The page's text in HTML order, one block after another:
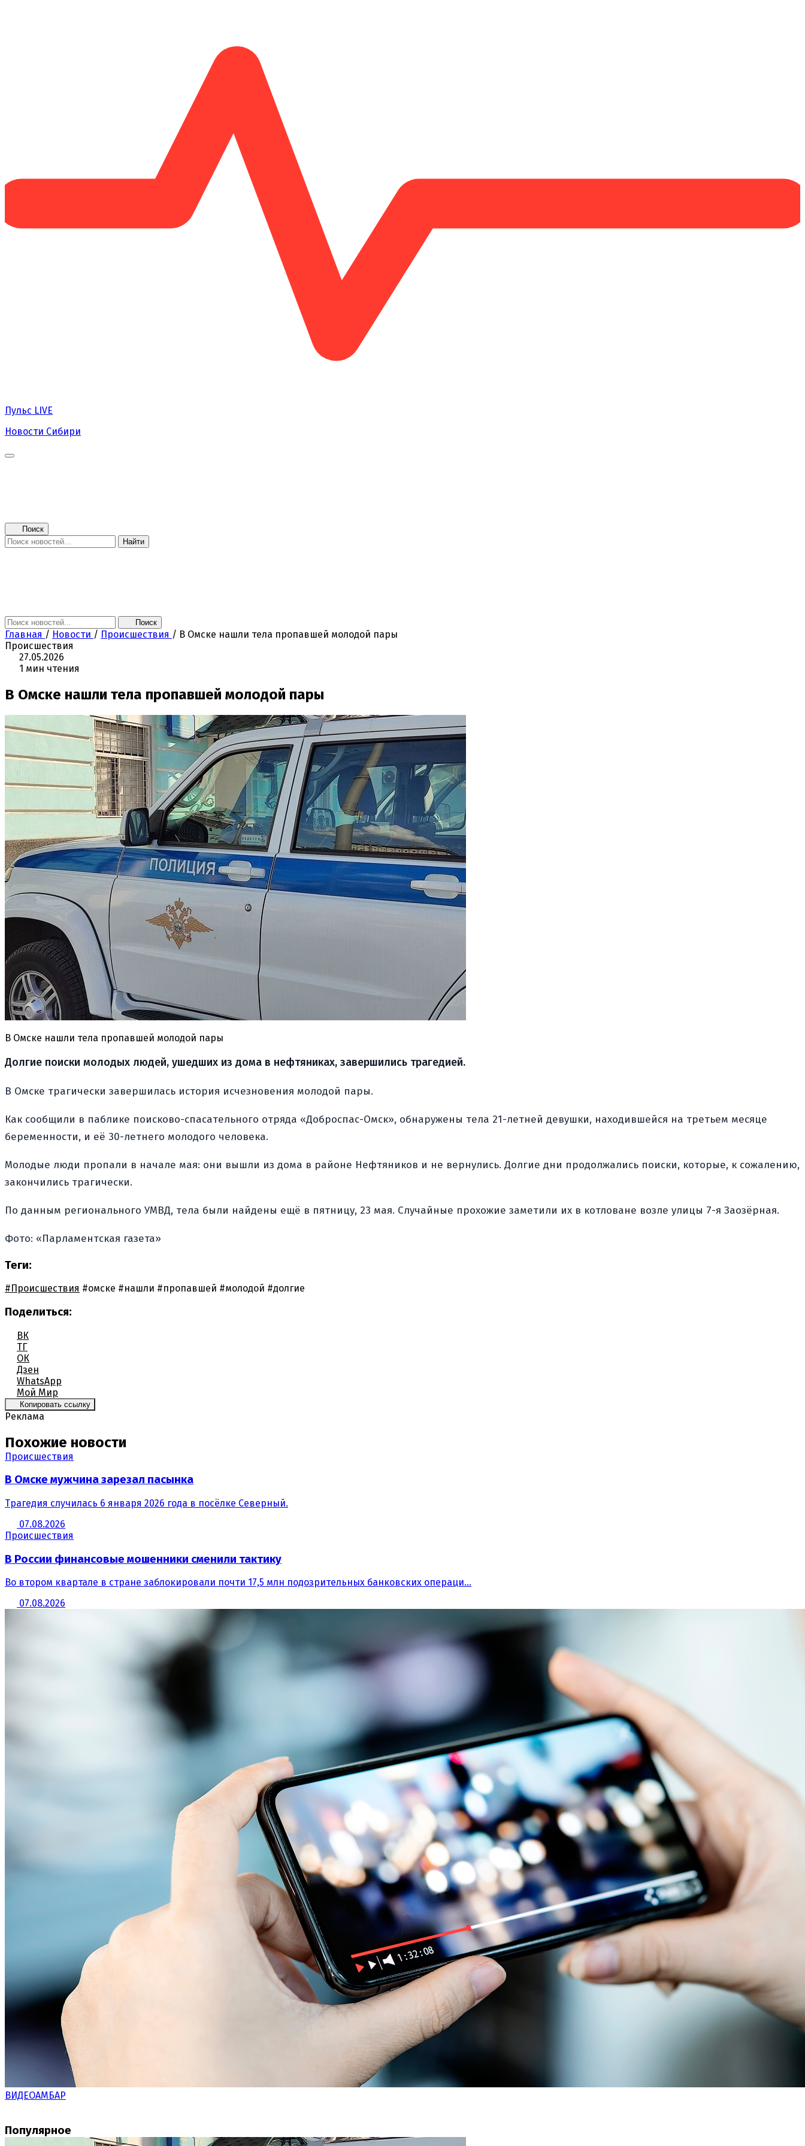
Пульс LIVE
Новости Сибири
Поиск
Найти
Поиск
Главная / Новости / Происшествия / В Омске нашли тела пропавшей молодой пары
Происшествия
27.05.2026
1 мин чтения
В Омске нашли тела пропавшей молодой пары
В Омске нашли тела пропавшей молодой пары
Долгие поиски молодых людей, ушедших из дома в нефтяниках, завершились трагедией.
В Омске трагически завершилась история исчезновения молодой пары.
Как сообщили в паблике поисково-спасательного отряда «Доброспас-Омск», обнаружены тела 21-летней девушки, находившейся на третьем месяце
беременности, и её 30-летнего молодого человека.
Молодые люди пропали в начале мая: они вышли из дома в районе Нефтяников и не вернулись. Долгие дни продолжались поиски, которые, к сожалению,
закончились трагически.
По данным регионального УМВД, тела были найдены ещё в пятницу, 23 мая. Случайные прохожие заметили их в котловане возле улицы 7-я Заозёрная.
Фото: «Парламентская газета»
Теги:
#Происшествия #омске #нашли #пропавшей #молодой #долгие
Поделиться:
ВК
ТГ
ОК
Дзен
WhatsApp
Мой Мир
Копировать ссылку
Реклама
Похожие новости
Происшествия
В Омске мужчина зарезал пасынка
Трагедия случилась 6 января 2026 года в посёлке Северный.
07.08.2026
Происшествия
В России финансовые мошенники сменили тактику
Во втором квартале в стране заблокировали почти 17,5 млн подозрительных банковских операци...
07.08.2026
ВИДЕОАМБАР
Популярное